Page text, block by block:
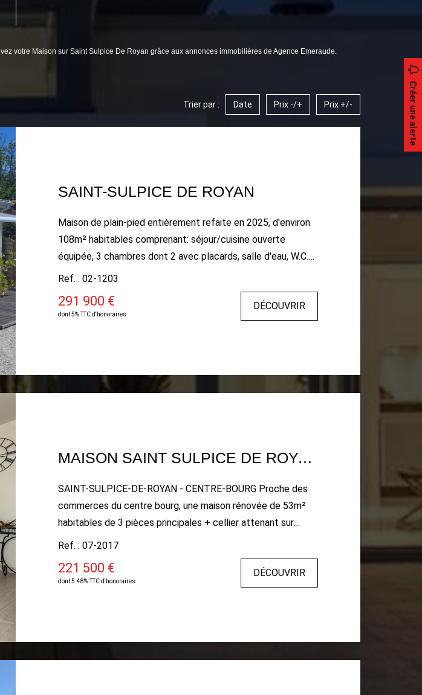
votre Maison sur Saint Sulpice De Royan grâce aux annonces immobilières de Agence Emeraude.
Créer une alerte
Trier par : Date Prix -/+ Prix +/-
SAINT-SULPICE DE ROYAN
Maison de plain-pied entièrement refaite en 2025, d'environ
108m² habitables comprenant: séjour/cuisine ouverte
équipée, 3 chambres dont 2 avec placards, salle d'eau, W.C.
Patio. Terrasse. Garage. Terrain clos de 292m².
Ref. : 02-1203
291 900 €
dont 5% TTC d'honoraires
DÉCOUVRIR
MAISON SAINT SULPICE DE ROYAN 3 PIÈCE(S) 53 M2
SAINT-SULPICE-DE-ROYAN - CENTRE-BOURG Proche des
commerces du centre bourg, une maison rénovée de 53m²
habitables de 3 pièces principales + cellier attenant sur
agréable jardin clos de 307m², et comprenant : Salon-séjour
(exposé en Sud- Sud-ouest) donnant sur terrasse avec
pergola et jardin, cuisine aménagée/semi-équipée et porte
fenêtre donnant sur jardin, deux chambres avec placard,
véhicules sur la propriété
Ref. : 07-2017
221 500 €
dont 5.48% TTC d'honoraires
DÉCOUVRIR